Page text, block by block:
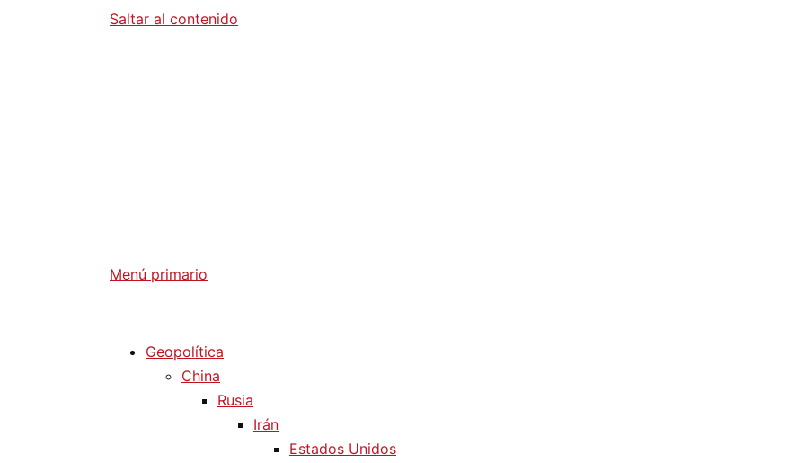
Saltar al contenido
Menú primario
Geopolítica
China
Rusia
Irán
Estados Unidos